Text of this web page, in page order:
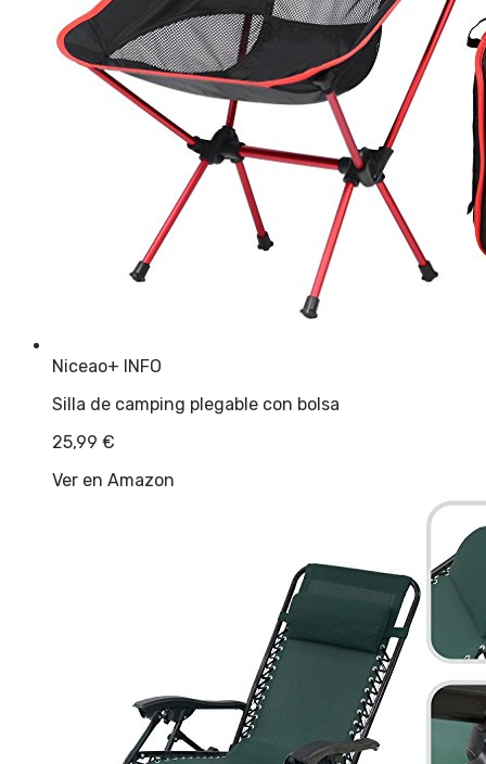
Niceao+ INFO
Silla de camping plegable con bolsa
25,99 €
Ver en Amazon